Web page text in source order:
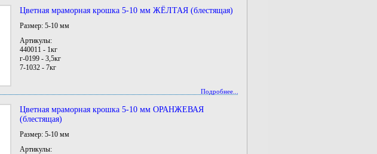
Цветная мраморная крошка 5-10 мм ЖЁЛТАЯ (блестящая)
Размер: 5-10 мм
Артикулы:
440011 - 1кг
г-0199 - 3,5кг
7-1032 - 7кг
Подробнее...
Цветная мраморная крошка 5-10 мм ОРАНЖЕВАЯ
(блестящая)
Размер: 5-10 мм
Артикулы: